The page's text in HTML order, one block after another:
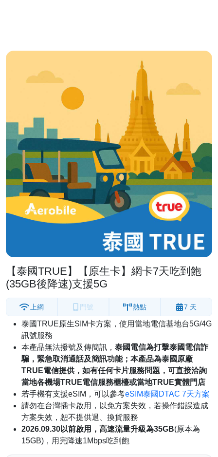
【泰國TRUE】【原生卡】網卡7天吃到飽
(35GB後降速)支援5G
上網 門號 熱點 7 天
泰國TRUE原生SIM卡方案，使用當地電信基地台5G/4G
訊號服務
本產品無法撥號及傳簡訊， 泰國電信為打擊泰國電信詐
騙，緊急取消通話及簡訊功能；本產品為泰國原廠
TRUE電信提供，如有任何卡片服務問題，可直接洽詢
當地各機場TRUE電信服務櫃檯或當地TRUE實體門店
若手機有支援eSIM，可以參考eSIM泰國DTAC 7天方案
請勿在台灣插卡啟用，以免方案失效，若操作錯誤造成
方案失效，恕不提供退、換貨服務
2026.09.30以前啟用，高速流量升級為35GB(原本為
15GB)，用完降速1Mbps吃到飽